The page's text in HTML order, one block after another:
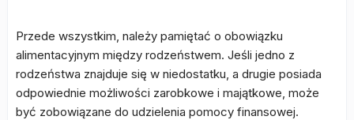
Przede wszystkim, należy pamiętać o obowiązku
alimentacyjnym między rodzeństwem. Jeśli jedno z
rodzeństwa znajduje się w niedostatku, a drugie posiada
odpowiednie możliwości zarobkowe i majątkowe, może
być zobowiązane do udzielenia pomocy finansowej.